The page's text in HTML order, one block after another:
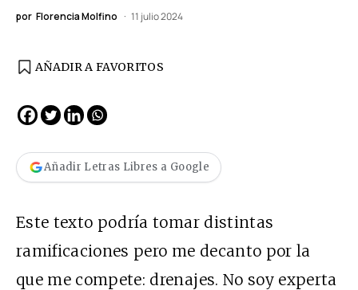
por Florencia Molfino 11 julio 2024
AÑADIR A FAVORITOS
Añadir Letras Libres a Google
Este texto podría tomar distintas
ramificaciones pero me decanto por la
que me compete: drenajes. No soy experta